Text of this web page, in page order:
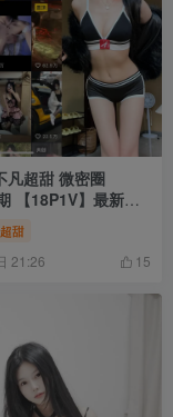
凡超甜 微密圈
【18P1V】最新
甜
21:26 15